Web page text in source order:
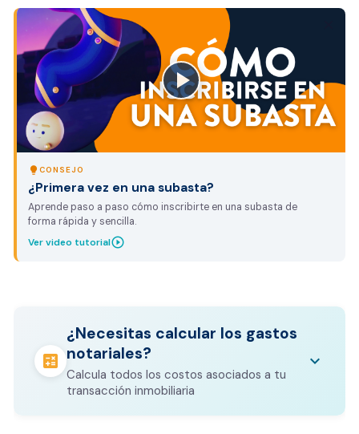
lightbulb CONSEJO
¿Primera vez en una subasta?
Aprende paso a paso cómo inscribirte en una subasta de
forma rápida y sencilla.
Ver video tutorialplay_circle_outline
calculate
¿Necesitas calcular los gastos
notariales?
Calcula todos los costos asociados a tu
transacción inmobiliaria
keyboard_arrow_down